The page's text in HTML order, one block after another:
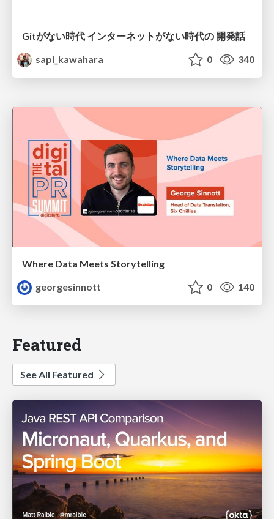
Gitがない時代 インターネットがない時代の 開発話
sapi_kawahara
0 340
Where Data Meets Storytelling
georgesinnott
0 140
Featured
See All Featured